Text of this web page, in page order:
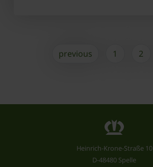
previous 1 2
Heinrich-Krone-Straße 10
D-48480 Spelle